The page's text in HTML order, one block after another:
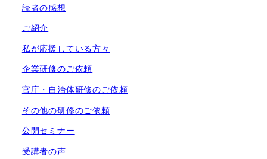
読者の感想
ご紹介
私が応援している方々
企業研修のご依頼
官庁・自治体研修のご依頼
その他の研修のご依頼
公開セミナー
受講者の声